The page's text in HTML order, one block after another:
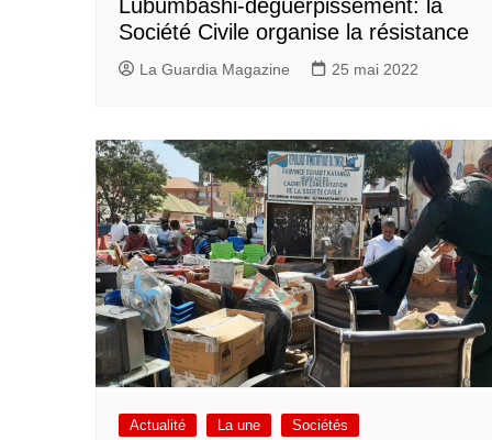
Lubumbashi-déguerpissement: la
Société Civile organise la résistance
La Guardia Magazine 25 mai 2022
Actualité La une Sociétés